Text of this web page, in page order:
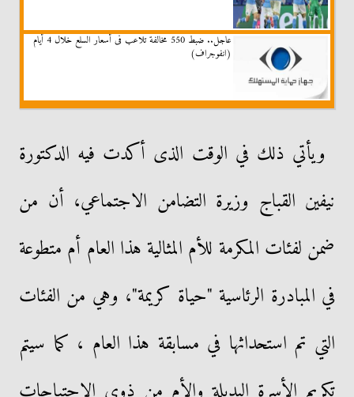
عاجل.. ضبط 550 مخالفة تلاعب فى أسعار السلع خلال 4 أيام
(انفوجراف)
ويأتي ذلك في الوقت الذى أكدت فيه الدكتورة
نيفين القباج وزيرة التضامن الاجتماعي، أن من
ضمن لفئات المكرمة للأم المثالية هذا العام أم متطوعة
في المبادرة الرئاسية "حياة كريمة"، وهي من الفئات
التي تم استحداثها في مسابقة هذا العام ، كما سيتم